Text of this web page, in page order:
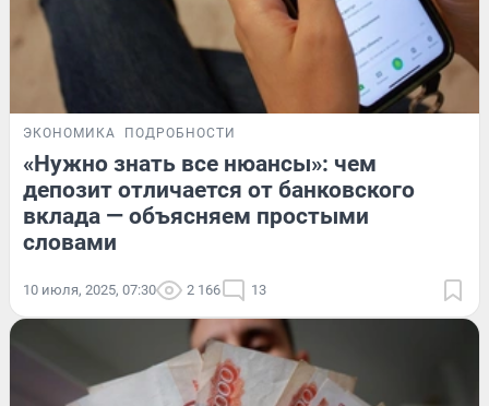
ЭКОНОМИКА ПОДРОБНОСТИ
«Нужно знать все нюансы»: чем
депозит отличается от банковского
вклада — объясняем простыми
словами
10 июля, 2025, 07:30 2 166 13